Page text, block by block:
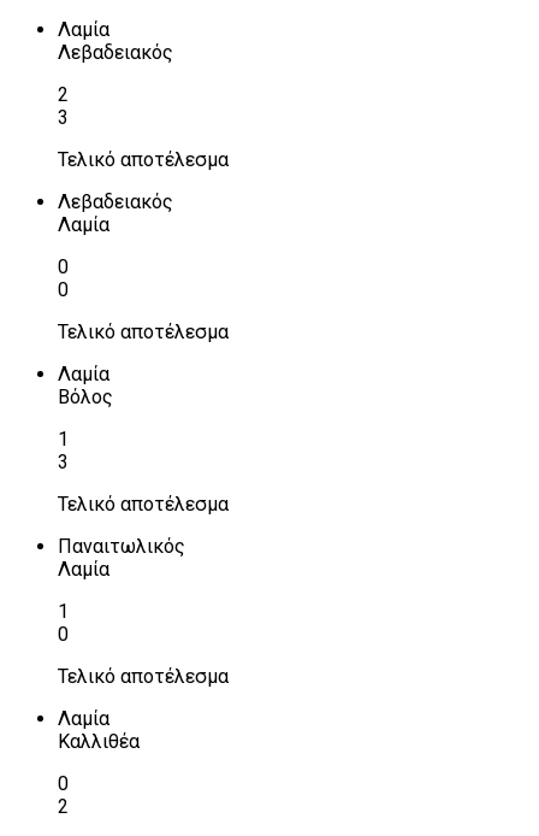
Λαμία
Λεβαδειακός
2
3
Τελικό αποτέλεσμα
Λεβαδειακός
Λαμία
0
0
Τελικό αποτέλεσμα
Λαμία
Βόλος
1
3
Τελικό αποτέλεσμα
Παναιτωλικός
Λαμία
1
0
Τελικό αποτέλεσμα
Λαμία
Καλλιθέα
0
2